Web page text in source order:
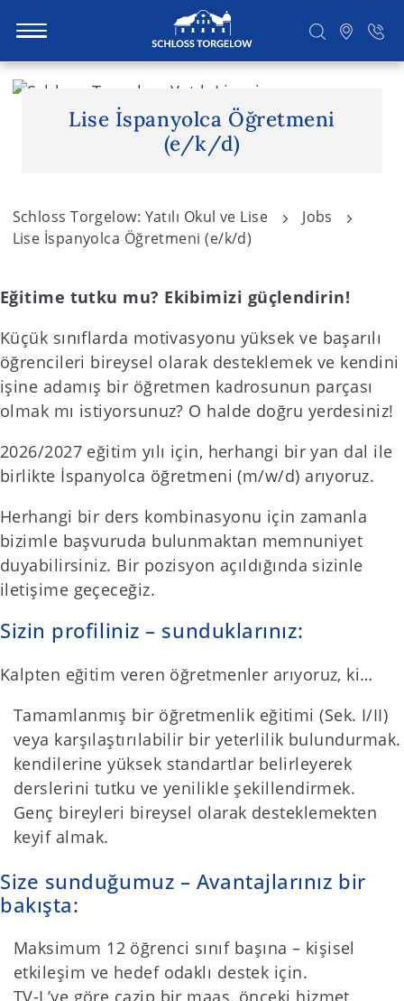
S
t
n
t
Lise İspanyolca Öğretmeni
(e/k/d)
Schloss Torgelow: Yatılı Okul ve Lise
Jobs
Lise İspanyolca Öğretmeni (e/k/d)
Eğitime tutku mu? Ekibimizi güçlendirin!
Küçük sınıflarda motivasyonu yüksek ve başarılı
öğrencileri bireysel olarak desteklemek ve kendini
işine adamış bir öğretmen kadrosunun parçası
olmak mı istiyorsunuz? O halde doğru yerdesiniz!
2026/2027 eğitim yılı için, herhangi bir yan dal ile
birlikte İspanyolca öğretmeni (m/w/d) arıyoruz.
Herhangi bir ders kombinasyonu için zamanla
bizimle başvuruda bulunmaktan memnuniyet
duyabilirsiniz. Bir pozisyon açıldığında sizinle
iletişime geçeceğiz.
Sizin profiliniz – sunduklarınız:
Kalpten eğitim veren öğretmenler arıyoruz, ki…
Tamamlanmış bir öğretmenlik eğitimi (Sek. I/II)
veya karşılaştırılabilir bir yeterlilik bulundurmak.
kendilerine yüksek standartlar belirleyerek
derslerini tutku ve yenilikle şekillendirmek.
Genç bireyleri bireysel olarak desteklemekten
keyif almak.
Size sunduğumuz – Avantajlarınız bir
bakışta:
Maksimum 12 öğrenci sınıf başına – kişisel
etkileşim ve hedef odaklı destek için.
TV-L’ye göre cazip bir maaş, önceki hizmet